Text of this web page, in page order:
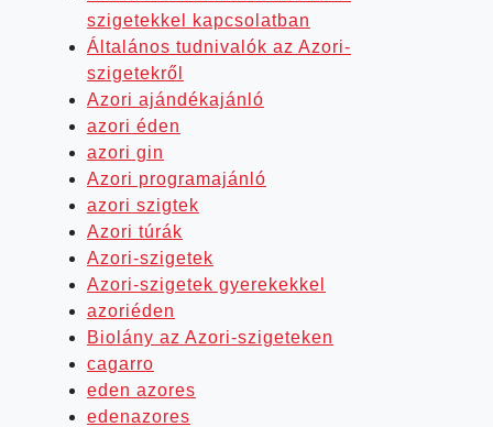
szigetekkel kapcsolatban
Általános tudnivalók az Azori-
szigetekről
Azori ajándékajánló
azori éden
azori gin
Azori programajánló
azori szigtek
Azori túrák
Azori-szigetek
Azori-szigetek gyerekekkel
azoriéden
Biolány az Azori-szigeteken
cagarro
eden azores
edenazores